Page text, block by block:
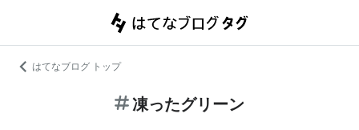
はてなブログ トップ
凍ったグリーン